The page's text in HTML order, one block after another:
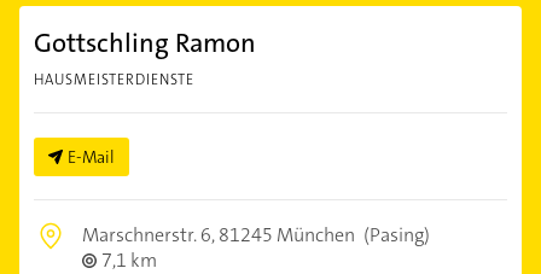
Gottschling Ramon
HAUSMEISTERDIENSTE
E-Mail
Marschnerstr. 6,81245 München (Pasing)
7,1 km